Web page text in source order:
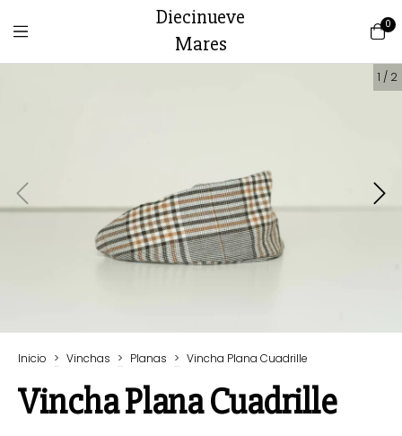
Diecinueve
Mares
0
1 / 2
Inicio > Vinchas > Planas > Vincha Plana Cuadrille
Vincha Plana Cuadrille